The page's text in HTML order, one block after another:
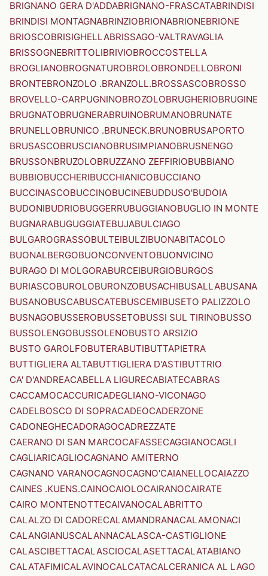
BRIGNANO GERA D'ADDABRIGNANO-FRASCATABRINDISI
BRINDISI MONTAGNABRINZIOBRIONABRIONEBRIONE
BRIOSCOBRISIGHELLABRISSAGO-VALTRAVAGLIA
BRISSOGNEBRITTOLIBRIVIOBROCCOSTELLA
BROGLIANOBROGNATUROBROLOBRONDELLOBRONI
BRONTEBRONZOLO .BRANZOLL.BROSSASCOBROSSO
BROVELLO-CARPUGNINOBROZOLOBRUGHERIOBRUGINE
BRUGNATOBRUGNERABRUINOBRUMANOBRUNATE
BRUNELLOBRUNICO .BRUNECK.BRUNOBRUSAPORTO
BRUSASCOBRUSCIANOBRUSIMPIANOBRUSNENGO
BRUSSONBRUZOLOBRUZZANO ZEFFIRIOBUBBIANO
BUBBIOBUCCHERIBUCCHIANICOBUCCIANO
BUCCINASCOBUCCINOBUCINEBUDDUSO'BUDOIA
BUDONIBUDRIOBUGGERRUBUGGIANOBUGLIO IN MONTE
BUGNARABUGUGGIATEBUJABULCIAGO
BULGAROGRASSOBULTEIBULZIBUONABITACOLO
BUONALBERGOBUONCONVENTOBUONVICINO
BURAGO DI MOLGORABURCEIBURGIOBURGOS
BURIASCOBUROLOBURONZOBUSACHIBUSALLABUSANA
BUSANOBUSCABUSCATEBUSCEMIBUSETO PALIZZOLO
BUSNAGOBUSSEROBUSSETOBUSSI SUL TIRINOBUSSO
BUSSOLENGOBUSSOLENOBUSTO ARSIZIO
BUSTO GAROLFOBUTERABUTIBUTTAPIETRA
BUTTIGLIERA ALTABUTTIGLIERA D'ASTIBUTTRIO
CA' D'ANDREACABELLA LIGURECABIATECABRAS
CACCAMOCACCURICADEGLIANO-VICONAGO
CADELBOSCO DI SOPRACADEOCADERZONE
CADONEGHECADORAGOCADREZZATE
CAERANO DI SAN MARCOCAFASSECAGGIANOCAGLI
CAGLIARICAGLIOCAGNANO AMITERNO
CAGNANO VARANOCAGNOCAGNO'CAIANELLOCAIAZZO
CAINES .KUENS.CAINOCAIOLOCAIRANOCAIRATE
CAIRO MONTENOTTECAIVANOCALABRITTO
CALALZO DI CADORECALAMANDRANACALAMONACI
CALANGIANUSCALANNACALASCA-CASTIGLIONE
CALASCIBETTACALASCIOCALASETTACALATABIANO
CALATAFIMICALAVINOCALCATACALCERANICA AL LAGO